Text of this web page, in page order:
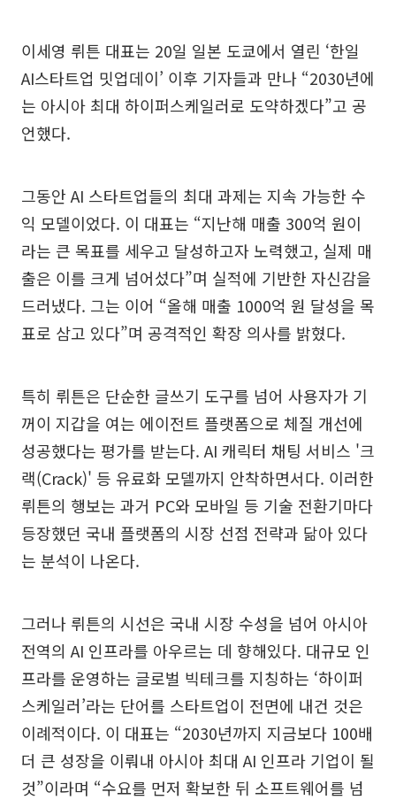
이세영 뤼튼 대표는 20일 일본 도쿄에서 열린 ‘한일
AI스타트업 밋업데이’ 이후 기자들과 만나 “2030년에
는 아시아 최대 하이퍼스케일러로 도약하겠다”고 공
언했다.
그동안 AI 스타트업들의 최대 과제는 지속 가능한 수
익 모델이었다. 이 대표는 “지난해 매출 300억 원이
라는 큰 목표를 세우고 달성하고자 노력했고, 실제 매
출은 이를 크게 넘어섰다”며 실적에 기반한 자신감을
드러냈다. 그는 이어 “올해 매출 1000억 원 달성을 목
표로 삼고 있다”며 공격적인 확장 의사를 밝혔다.
특히 뤼튼은 단순한 글쓰기 도구를 넘어 사용자가 기
꺼이 지갑을 여는 에이전트 플랫폼으로 체질 개선에
성공했다는 평가를 받는다. AI 캐릭터 채팅 서비스 '크
랙(Crack)' 등 유료화 모델까지 안착하면서다. 이러한
뤼튼의 행보는 과거 PC와 모바일 등 기술 전환기마다
등장했던 국내 플랫폼의 시장 선점 전략과 닮아 있다
는 분석이 나온다.
그러나 뤼튼의 시선은 국내 시장 수성을 넘어 아시아
전역의 AI 인프라를 아우르는 데 향해있다. 대규모 인
프라를 운영하는 글로벌 빅테크를 지칭하는 ‘하이퍼
스케일러’라는 단어를 스타트업이 전면에 내건 것은
이례적이다. 이 대표는 “2030년까지 지금보다 100배
더 큰 성장을 이뤄내 아시아 최대 AI 인프라 기업이 될
것”이라며 “수요를 먼저 확보한 뒤 소프트웨어를 넘